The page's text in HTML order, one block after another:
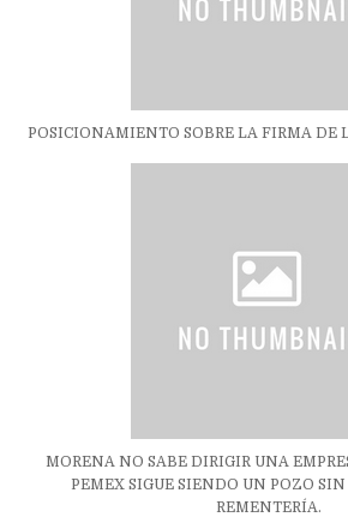
POSICIONAMIENTO SOBRE LA FIRMA DE
MORENA NO SABE DIRIGIR UNA
PEMEX SIGUE SIENDO UN POZO
REMENTERÍA.